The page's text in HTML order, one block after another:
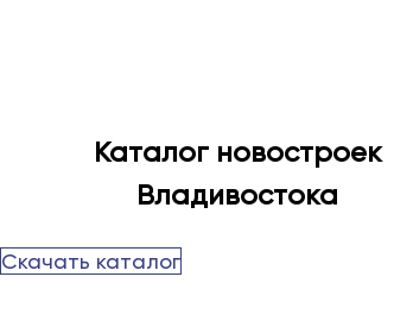
Каталог новостроек
Владивостока
Скачать каталог